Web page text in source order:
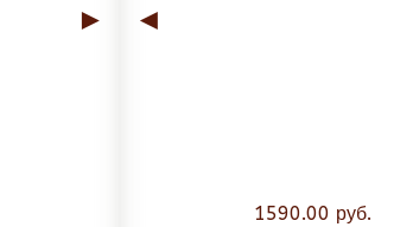
► ◄
1590.00 руб.